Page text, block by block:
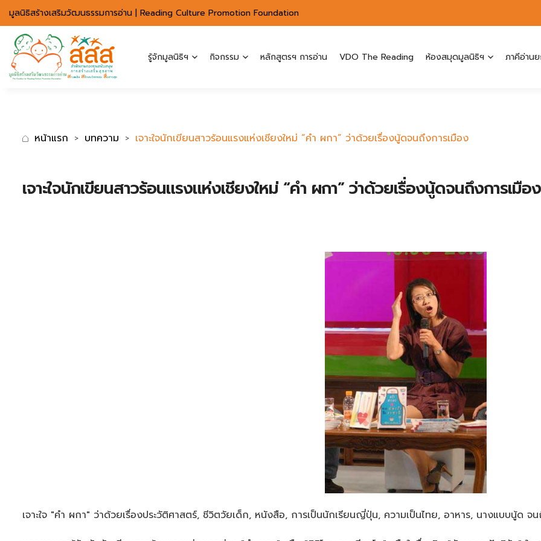
มาตรฐานการเข้าถึงเว็บ WCAG 2.2 AA
มูลนิธิสร้างเสริมวัฒนธรรมการอ่าน | Reading Culture Promotion Foundation
รู้จักมูลนิธิฯ กิจกรรม หลักสูตรฯ การอ่าน VDO The Reading ห้องสมุดมูลนิธิฯ ภาคีอ่าน
หน้าแรก บทความ เจาะใจนักเขียนสาวร้อนแรงแห่งเชียงใหม่ “คำ ผกา” ว่าด้วยเรื่องนู้ดจนถึงการเมือง
เจาะใจนักเขียนสาวร้อนแรงแห่งเชียงใหม่ “คำ ผกา” ว่าด้วยเรื่องนู้ดจนถึงการเมือง
เจาะใจ "คำ ผกา" ว่าด้วยเรื่องประวัติศาสตร์, ชีวิตวัยเด็ก, หนังสือ, การเป็นนักเรียนญี่ปุ่น, ความเป็นไทย, อาหาร, นางแบบนู้ด จน